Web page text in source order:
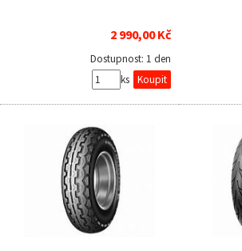
2 990,00 Kč
Dostupnost: 1 den
ks